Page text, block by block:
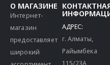
О МАГАЗИНЕ
Интернет-
магазин
предоставляет
широкий
АДРЕС:
г. Алматы,
Райымбека
115/23A